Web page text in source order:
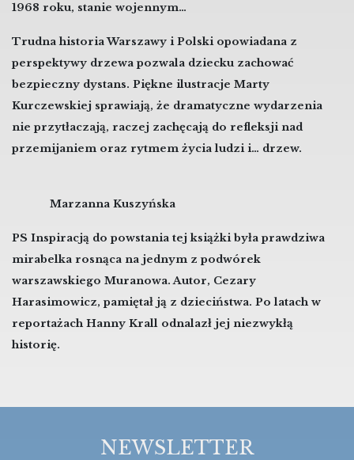
1968 roku, stanie wojennym…
Trudna historia Warszawy i Polski opowiadana z
perspektywy drzewa pozwala dziecku zachować
bezpieczny dystans. Piękne ilustracje Marty
Kurczewskiej sprawiają, że dramatyczne wydarzenia
nie przytłaczają, raczej zachęcają do refleksji nad
przemijaniem oraz rytmem życia ludzi i… drzew.
Marzanna Kuszyńska
PS Inspiracją do powstania tej książki była prawdziwa
mirabelka rosnąca na jednym z podwórek
warszawskiego Muranowa. Autor, Cezary
Harasimowicz, pamiętał ją z dzieciństwa. Po latach w
reportażach Hanny Krall odnalazł jej niezwykłą
historię.
NEWSLETTER